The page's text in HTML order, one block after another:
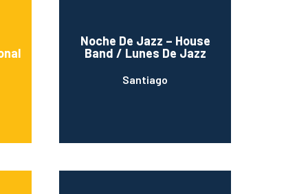
Noche De Jazz – House
Band / Lunes De Jazz
Santiago